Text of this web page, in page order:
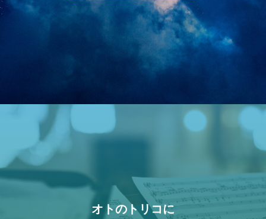
オトのトリコに